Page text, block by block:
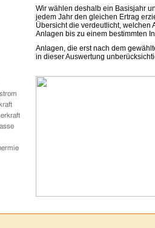
Wir wählen deshalb ein Basisjahr
jedem Jahr den gleichen Ertrag
Übersicht die verdeutlicht, welchen
Anlagen bis zu einem bestimmten
Anlagen, die erst nach dem
in dieser Auswertung